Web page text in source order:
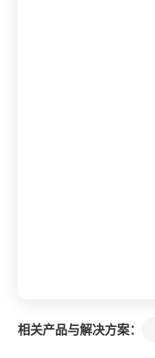
相关产品与解决方案：